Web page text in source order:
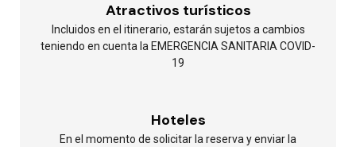
Atractivos turísticos
Incluidos en el itinerario, estarán sujetos a cambios
teniendo en cuenta la EMERGENCIA SANITARIA COVID-
19
Hoteles
En el momento de solicitar la reserva y enviar la